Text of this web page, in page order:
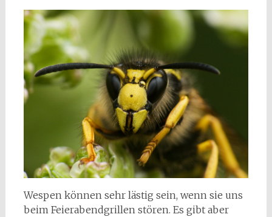
Wespen können sehr lästig sein, wenn sie uns
beim Feierabendgrillen stören. Es gibt aber